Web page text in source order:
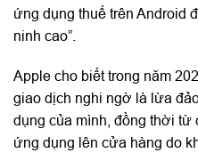
ứng dụng thuế trên Android
ninh cao”.
Apple cho biết trong năm
giao dịch nghi ngờ là lừa
dụng của mình, đồng thời
ứng dụng lên cửa hàng do